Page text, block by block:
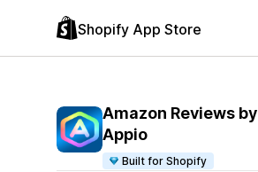
Shopify App Store
Amazon Reviews by
Appio
Built for Shopify